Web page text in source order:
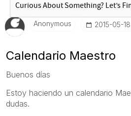
Anonymous ‎2015-05-18
Calendario Maestro
Buenos días
Estoy haciendo un calendario
dudas.